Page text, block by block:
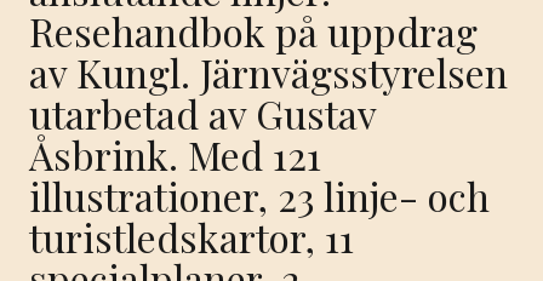
Resehandbok på uppdrag
av Kungl. Järnvägsstyrelsen
utarbetad av Gustav
Åsbrink. Med 121
illustrationer, 23 linje- och
turistledskartor, 11